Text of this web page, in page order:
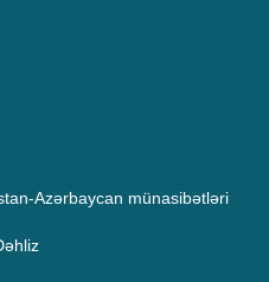
Azərbaycan münasibətləri